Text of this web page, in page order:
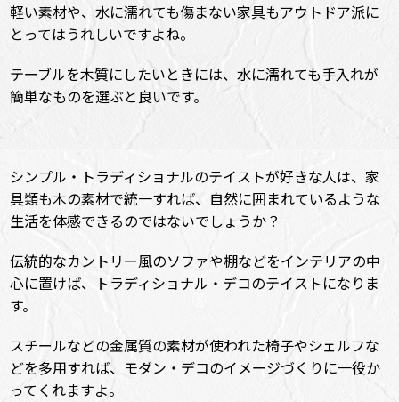
軽い素材や、水に濡れても傷まない家具もアウトドア派に
とってはうれしいですよね。
テーブルを木質にしたいときには、水に濡れても手入れが
簡単なものを選ぶと良いです。
シンプル・トラディショナルのテイストが好きな人は、家
具類も木の素材で統一すれば、自然に囲まれているような
生活を体感できるのではないでしょうか？
伝統的なカントリー風のソファや棚などをインテリアの中
心に置けば、トラディショナル・デコのテイストになりま
す。
スチールなどの金属質の素材が使われた椅子やシェルフな
どを多用すれば、モダン・デコのイメージづくりに一役か
ってくれますよ。